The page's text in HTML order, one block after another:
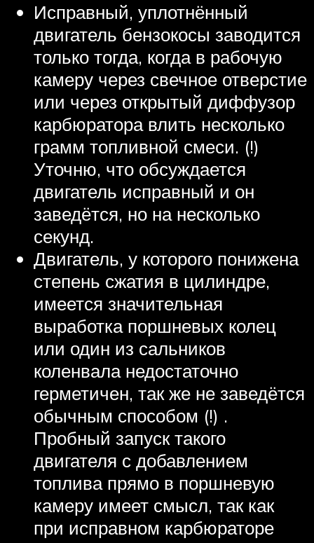
Исправный, уплотнённый
двигатель бензокосы заводится
только тогда, когда в рабочую
камеру через свечное отверстие
или через открытый диффузор
карбюратора влить несколько
грамм топливной смеси. (!)
Уточню, что обсуждается
двигатель исправный и он
заведётся, но на несколько
секунд.
Двигатель, у которого понижена
степень сжатия в цилиндре,
имеется значительная
выработка поршневых колец
или один из сальников
коленвала недостаточно
герметичен, так же не заведётся
обычным способом (!) .
Пробный запуск такого
двигателя с добавлением
топлива прямо в поршневую
камеру имеет смысл, так как
при исправном карбюраторе